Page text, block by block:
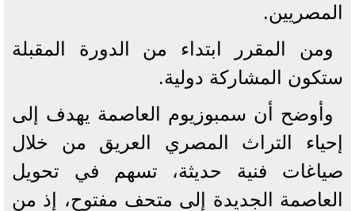
المصريين.
ومن المقرر ابتداء من الدورة المقبلة
ستكون المشاركة دولية.
وأوضح أن سمبوزيوم العاصمة يهدف إلى
إحياء التراث المصري العريق من خلال
صياغات فنية حديثة، تسهم في تحويل
العاصمة الجديدة إلى متحف مفتوح، إذ من